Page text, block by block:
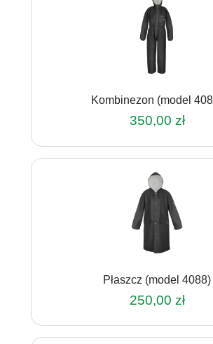
wiele
wariantów.
Opcje
można
wybrać
stronie
produktu
Kombinezon (model
350,00 zł
produkt
ma
wiele
wariantów.
Opcje
można
wybrać
stronie
produktu
Płaszcz (model 4088)
250,00 zł
produkt